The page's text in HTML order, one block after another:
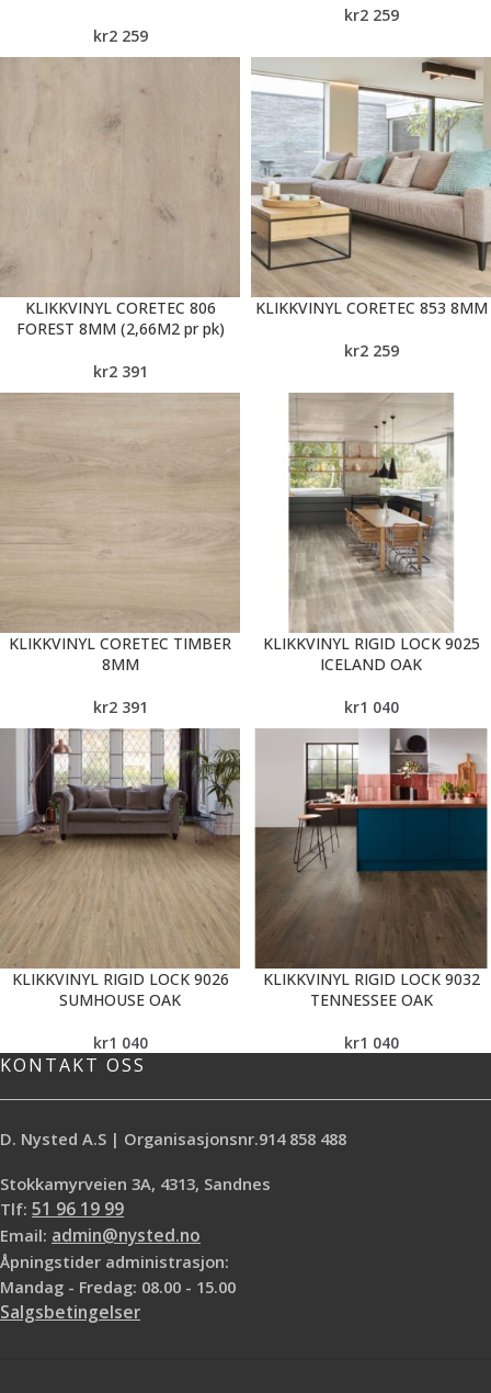
kr2 259
kr2 259
KLIKKVINYL CORETEC 806
FOREST 8MM (2,66M2 pr pk)
kr2 391
KLIKKVINYL CORETEC 853 8MM
kr2 259
KLIKKVINYL CORETEC TIMBER
8MM
kr2 391
KLIKKVINYL RIGID LOCK 9025
ICELAND OAK
kr1 040
KLIKKVINYL RIGID LOCK 9026
SUMHOUSE OAK
kr1 040
KLIKKVINYL RIGID LOCK 9032
TENNESSEE OAK
kr1 040
KONTAKT OSS
D. Nysted A.S | Organisasjonsnr.914 858 488
Stokkamyrveien 3A, 4313, Sandnes
Tlf: 51 96 19 99
Email: admin@nysted.no
Åpningstider administrasjon:
Mandag - Fredag: 08.00 - 15.00
Salgsbetingelser